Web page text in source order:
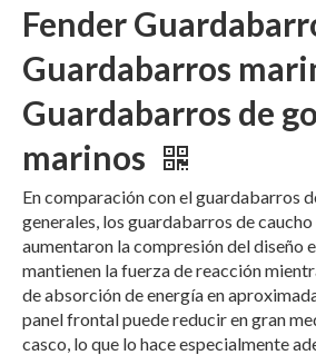
Fender
Guardabarros
Guardabarros de
marinos
En comparación con el guardabarros
generales, los guardabarros de
aumentaron la compresión del diseño
mantienen la fuerza de reacción
de absorción de energía en
panel frontal puede reducir en gran
casco, lo que lo hace especialmente